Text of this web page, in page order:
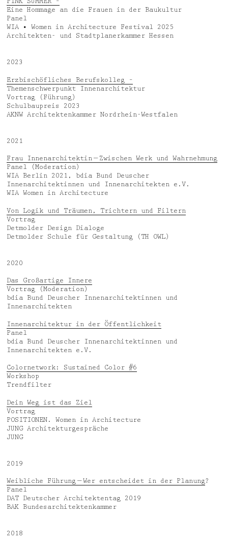
News
Awards
Media & Lectures
Legal Notice
Eine Hommage an die Frauen in der Baukultur
Panel
WIA • Women in Architecture Festival 2025
Architekten- und Stadtplanerkammer Hessen
2023
Erzbischöfliches Berufskolleg –
Themenschwerpunkt Innenarchitektur
Vortrag (Führung)
Schulbaupreis 2023
AKNW Architektenkammer Nordrhein-Westfalen
2021
Frau Innenarchitektin — Zwischen Werk und Wahrnehmung
Panel (Moderation)
WIA Berlin 2021, bdia Bund Deuscher
Innenarchitektinnen und Innenarchitekten e.V.
WIA Women in Architecture
Von Logik und Träumen, Trichtern und Filtern
Vortrag
Detmolder Design Dialoge
Detmolder Schule für Gestaltung (TH OWL)
2020
Das Großartige Innere
Vortrag (Moderation)
bdia Bund Deuscher Innenarchitektinnen und
Innenarchitekten
Innenarchitektur in der Öffentlichkeit
Panel
bdia Bund Deuscher Innenarchitektinnen und
Innenarchitekten e.V.
Colornetwork: Sustained Color #6
Workshop
Trendfilter
Dein Weg ist das Ziel
Vortrag
POSITIONEN. Women in Architecture
JUNG Architekturgespräche
JUNG
2019
Weibliche Führung — Wer entscheidet in der Planung?
Panel
DAT Deutscher Architektentag 2019
BAK Bundesarchitektenkammer
2018